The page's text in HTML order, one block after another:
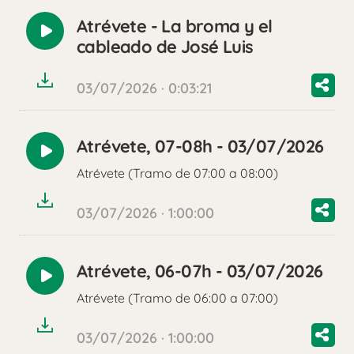
Reproducir
audio
Atrévete - La broma y el
cableado de José Luis
03/07/2026 · 0:03:21
Reproducir
audio
Atrévete, 07-08h - 03/07/2026
Atrévete (Tramo de 07:00 a 08:00)
03/07/2026 · 1:00:00
Reproducir
audio
Atrévete, 06-07h - 03/07/2026
Atrévete (Tramo de 06:00 a 07:00)
03/07/2026 · 1:00:00